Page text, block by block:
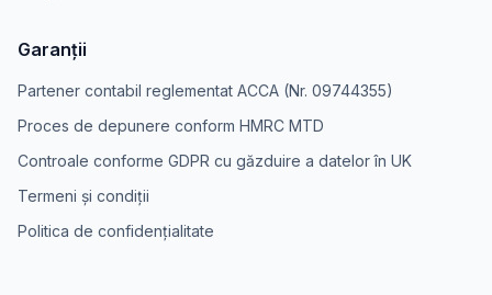
Garanții
Partener contabil reglementat ACCA (Nr. 09744355)
Proces de depunere conform HMRC MTD
Controale conforme GDPR cu găzduire a datelor în UK
Termeni și condiții
Politica de confidențialitate